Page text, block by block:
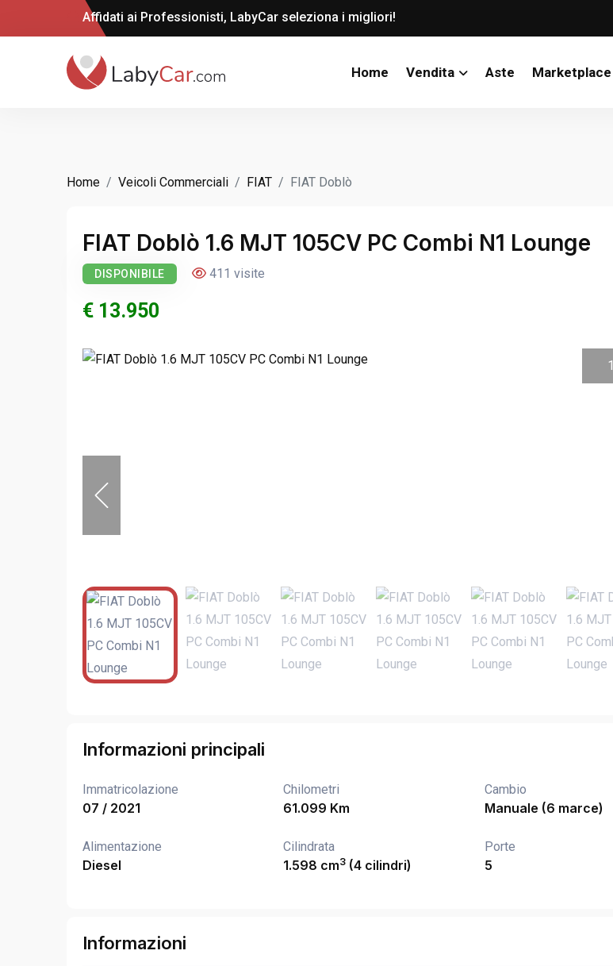
Affidati ai Professionisti, LabyCar seleziona i migliori!
Home Vendita Aste Marketplace
Home Veicoli Commerciali FIAT FIAT Doblò
FIAT Doblò 1.6 MJT 105CV PC Combi N1 Lounge
DISPONIBILE 411 visite
€ 13.950
1
Informazioni principali
Immatricolazione
07 / 2021
Chilometri
61.099 Km
Cambio
Manuale (6 marce)
Alimentazione
Diesel
Cilindrata
1.598 cm3 (4 cilindri)
Porte
5
Informazioni